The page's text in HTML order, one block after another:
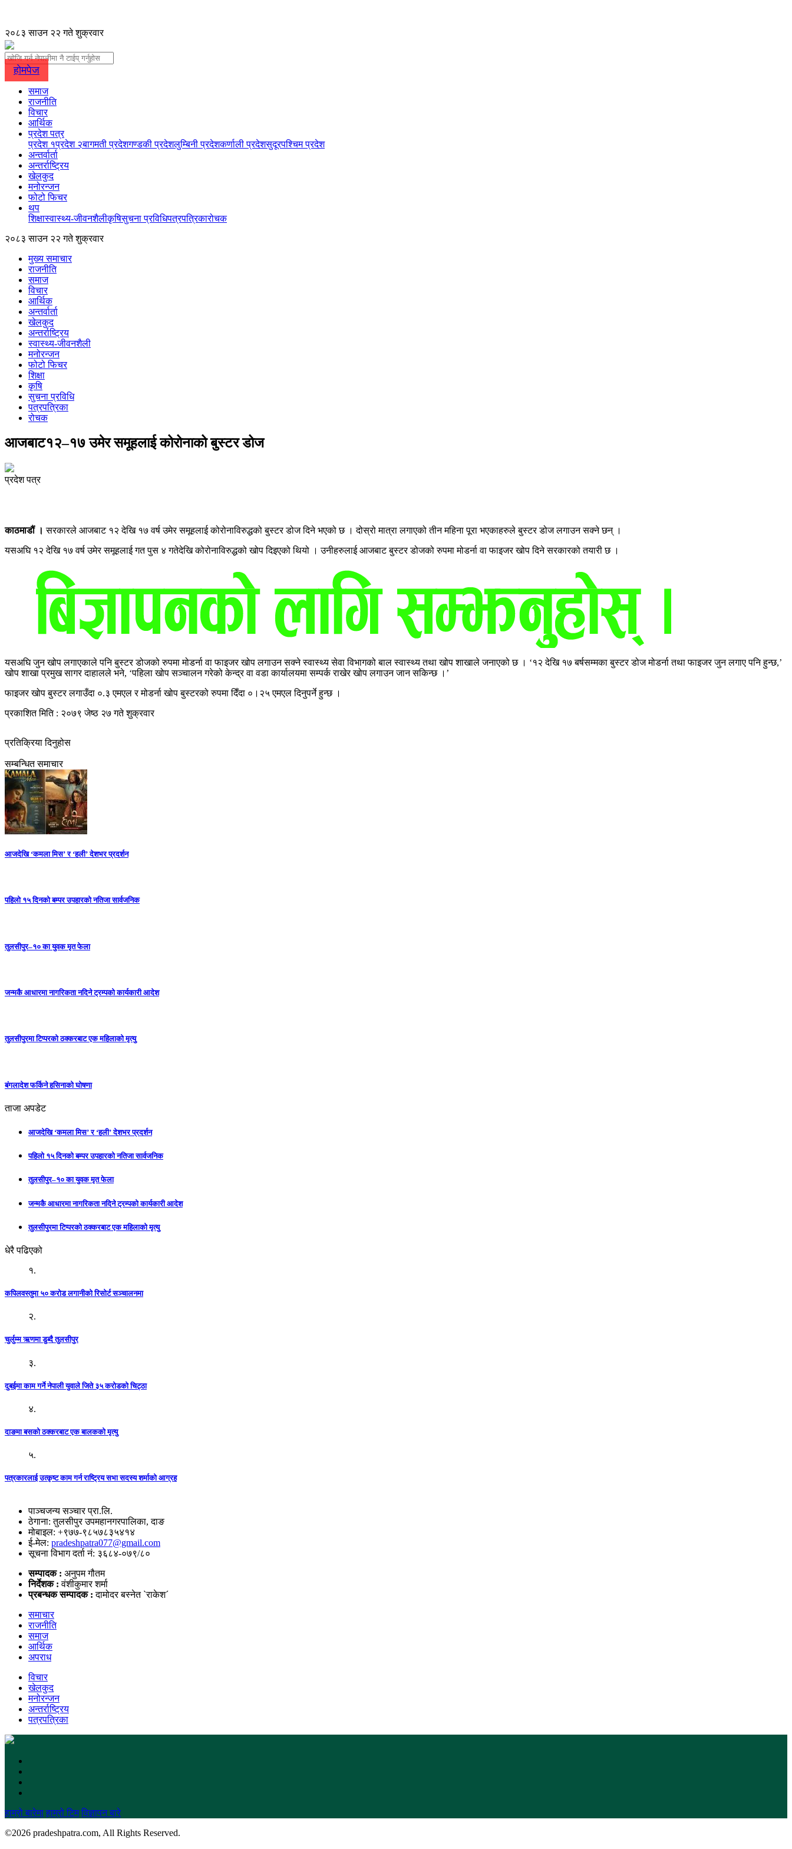
२०८३ साउन २२ गते शुक्रवार
होमपेज
समाज
राजनीति
विचार
आर्थिक
प्रदेश पत्र
प्रदेश १प्रदेश २बागमती प्रदेशगण्डकी प्रदेशलुम्बिनी प्रदेशकर्णाली प्रदेशसुदूरपश्चिम प्रदेश
अन्तर्वार्ता
अन्तर्राष्ट्रिय
खेलकुद
मनोरन्जन
फोटो फिचर
थप
शिक्षास्वास्थ्य-जीवनशैलीकृषिसुचना प्रविधिपत्रपत्रिकारोचक
२०८३ साउन २२ गते शुक्रवार
मुख्य समाचार
राजनीति
समाज
विचार
आर्थिक
अन्तर्वार्ता
खेलकुद
अन्तर्राष्ट्रिय
स्वास्थ्य-जीवनशैली
मनोरन्जन
फोटो फिचर
शिक्षा
कृषि
सुचना प्रविधि
पत्रपत्रिका
रोचक
आजबाट१२–१७ उमेर समूहलाई कोरोनाको बुस्टर डोज
प्रदेश पत्र
काठमाडौं ।सरकारले आजबाट १२ देखि १७ वर्ष उमेर समूहलाई कोरोनाविरुद्धको बुस्टर डोज दिने भएको छ । दोस्रो मात्रा लगाएको तीन महिना पूरा भएकाहरुले बुस्टर डोज लगाउन सक्ने छन् ।
यसअघि १२ देखि १७ वर्ष उमेर समूहलाई गत पुस ४ गतेदेखि कोरोनाविरुद्धको खोप दिइएको थियो । उनीहरुलाई आजबाट बुस्टर डोजको रुपमा मोडर्ना वा फाइजर खोप दिने सरकारको तयारी छ ।
यसअघि जुन खोप लगाएकाले पनि बुस्टर डोजको रुपमा मोडर्ना वा फाइजर खोप लगाउन सक्ने स्वास्थ्य सेवा विभागको बाल स्वास्थ्य तथा खोप शाखाले जनाएको छ । ‘१२ देखि १७ बर्षसम्मका बुस्टर डोज मोडर्ना तथा फाइजर जुन लगाए पनि हुन्छ,’
खोप शाखा प्रमुख सागर दाहालले भने, ‘पहिला खोप सञ्चालन गरेको केन्द्र वा वडा कार्यालयमा सम्पर्क राखेर खोप लगाउन जान सकिन्छ ।’
फाइजर खोप बुस्टर लगाउँदा ०.३ एमएल र मोडर्ना खोप बुस्टरको रुपमा दिँदा ०।२५ एमएल दिनुपर्ने हुन्छ ।
प्रकाशित मिति : २०७९ जेष्ठ २७ गते शुक्रवार
प्रतिक्रिया दिनुहोस
सम्बन्धित समाचार
आजदेखि ‘कमला मिस’ र ‘हली’ देशभर प्रदर्शन
पहिलो १५ दिनको बम्पर उपहारको नतिजा सार्वजनिक
तुलसीपुर–१० का युवक मृत फेला
जन्मकै आधारमा नागरिकता नदिने ट्रम्पको कार्यकारी आदेश
तुलसीपुरमा टिप्परको ठक्करबाट एक महिलाको मृत्यु
बंगलादेश फर्किने हसिनाको घोषणा
ताजा अपडेट
आजदेखि ‘कमला मिस’ र ‘हली’ देशभर प्रदर्शन
पहिलो १५ दिनको बम्पर उपहारको नतिजा सार्वजनिक
तुलसीपुर–१० का युवक मृत फेला
जन्मकै आधारमा नागरिकता नदिने ट्रम्पको कार्यकारी आदेश
तुलसीपुरमा टिप्परको ठक्करबाट एक महिलाको मृत्यु
धेरै पढिएको
१.
कपिलवस्तुमा ५० करोड लगानीको रिसोर्ट सञ्चालनमा
२.
चुर्लुम्म ऋणमा डुब्दै तुलसीपुर
३.
दुबईमा काम गर्ने नेपाली युवाले जिते ३५ करोडको चिट्ठा
४.
दाङमा बसको ठक्करबाट एक बालकको मृत्यु
५.
पत्रकारलाई उत्कृष्ट काम गर्न राष्ट्रिय सभा सदस्य शर्माको आग्रह
पाञ्चजन्य सञ्चार प्रा.लि.
ठेगाना: तुलसीपुर उपमहानगरपालिका, दाङ
मोबाइल: +९७७-९८५७८३५४१४
ई-मेल: pradeshpatra077@gmail.com
सूचना विभाग दर्ता नं: ३६८४-०७९/८०
सम्पादक : अनुपम गौतम
निर्देशक :वंशीकुमार शर्मा
प्रबन्धक सम्पादक :दामोदर बस्नेत `राकेश´
समाचार
राजनीति
समाज
आर्थिक
अपराध
विचार
खेलकुद
मनोरन्जन
अन्तर्राष्ट्रिय
पत्रपत्रिका
हाम्रो बारेमा हाम्रो टिम विज्ञापन बारे
©2026 pradeshpatra.com, All Rights Reserved.